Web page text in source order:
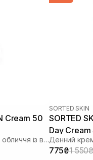
Cream 50
Крем зволожувальний для обличчя із веганськими полінуклеотидами
SORTED SKIN
SORTED
Day
Денний
775₴1 550₴